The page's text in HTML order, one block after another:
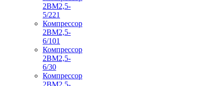
2ВМ2,5-
5/221
Компрессор
2ВМ2,5-
6/101
Компрессор
2ВМ2,5-
6/30
Компрессор
2ВМ2,5-